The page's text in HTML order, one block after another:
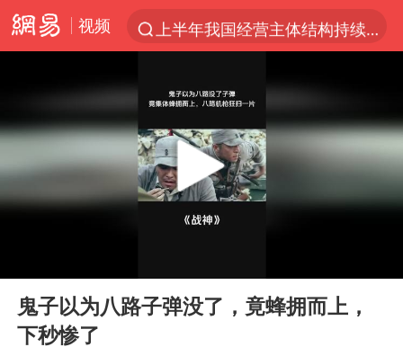
视频
《披荆斩棘2026》阵容官宣
白海豚北上或致京津冀暴雨
国足U17与阿森纳决赛取消 并列冠军
上海有出现龙卷潜势
王艺迪无缘横滨赛决赛
Play
鬼子以为八路子弹没了，竟蜂拥而上，
下秒惨了